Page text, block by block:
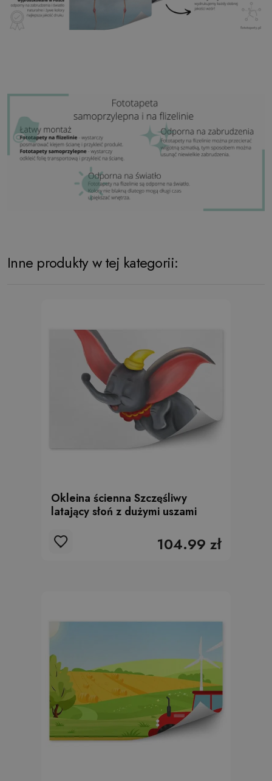
Inne produkty w tej kategorii:
Okleina ścienna Szczęśliwy
latający słoń z dużymi uszami
104.99 zł